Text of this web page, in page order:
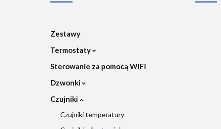
Zestawy
Termostaty
Sterowanie za pomocą WiFi
Dzwonki
Czujniki
Czujniki temperatury